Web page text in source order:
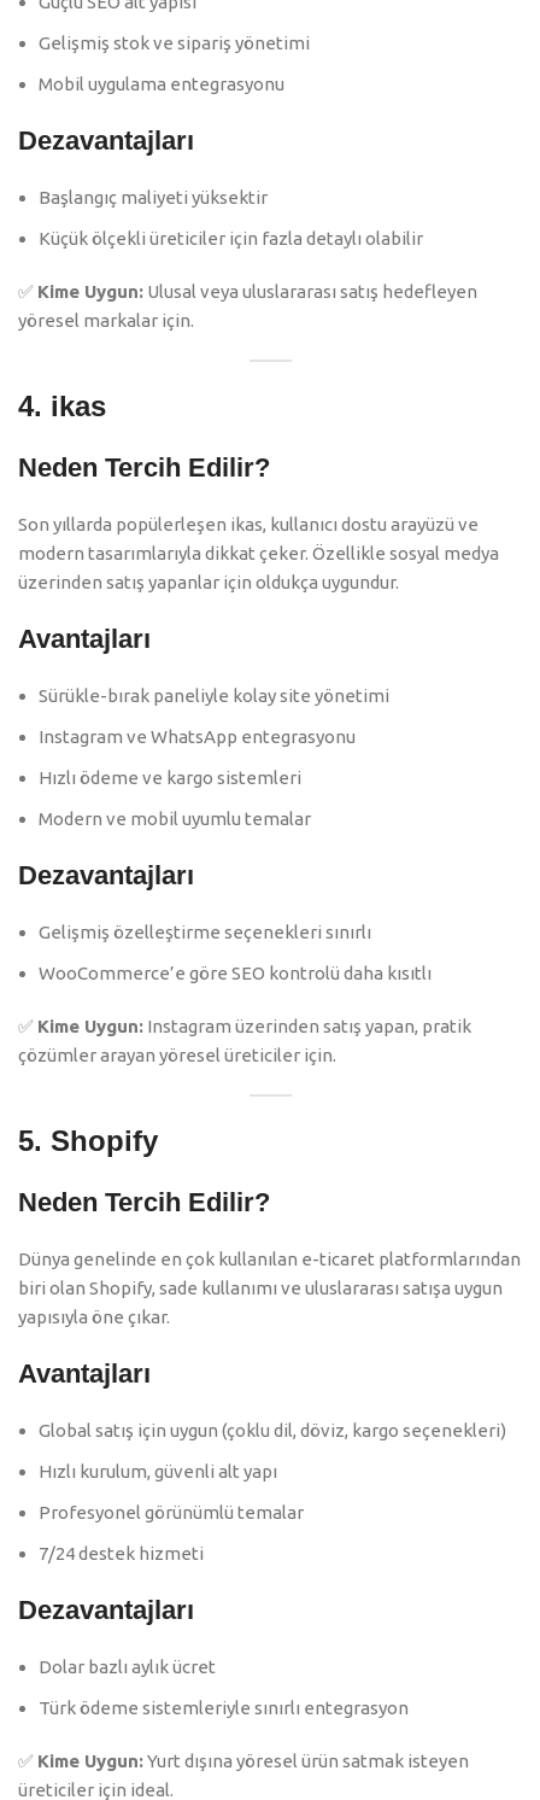
Gelişmiş stok ve sipariş yönetimi
Mobil uygulama entegrasyonu
Dezavantajları
Başlangıç maliyeti yüksektir
Küçük ölçekli üreticiler için fazla detaylı olabilir
✅ Kime Uygun: Ulusal veya uluslararası satış hedefleyen
yöresel markalar için.
4. ikas
Neden Tercih Edilir?
Son yıllarda popülerleşen ikas, kullanıcı dostu arayüzü ve
modern tasarımlarıyla dikkat çeker. Özellikle sosyal medya
üzerinden satış yapanlar için oldukça uygundur.
Avantajları
Sürükle-bırak paneliyle kolay site yönetimi
Instagram ve WhatsApp entegrasyonu
Hızlı ödeme ve kargo sistemleri
Modern ve mobil uyumlu temalar
Dezavantajları
Gelişmiş özelleştirme seçenekleri sınırlı
WooCommerce’e göre SEO kontrolü daha kısıtlı
✅ Kime Uygun: Instagram üzerinden satış yapan, pratik
çözümler arayan yöresel üreticiler için.
5. Shopify
Neden Tercih Edilir?
Dünya genelinde en çok kullanılan e-ticaret platformlarından
biri olan Shopify, sade kullanımı ve uluslararası satışa uygun
yapısıyla öne çıkar.
Avantajları
Global satış için uygun (çoklu dil, döviz, kargo seçenekleri)
Hızlı kurulum, güvenli alt yapı
Profesyonel görünümlü temalar
7/24 destek hizmeti
Dezavantajları
Dolar bazlı aylık ücret
Türk ödeme sistemleriyle sınırlı entegrasyon
✅ Kime Uygun:Yurt dışına yöresel ürün satmak isteyen
üreticiler için ideal.